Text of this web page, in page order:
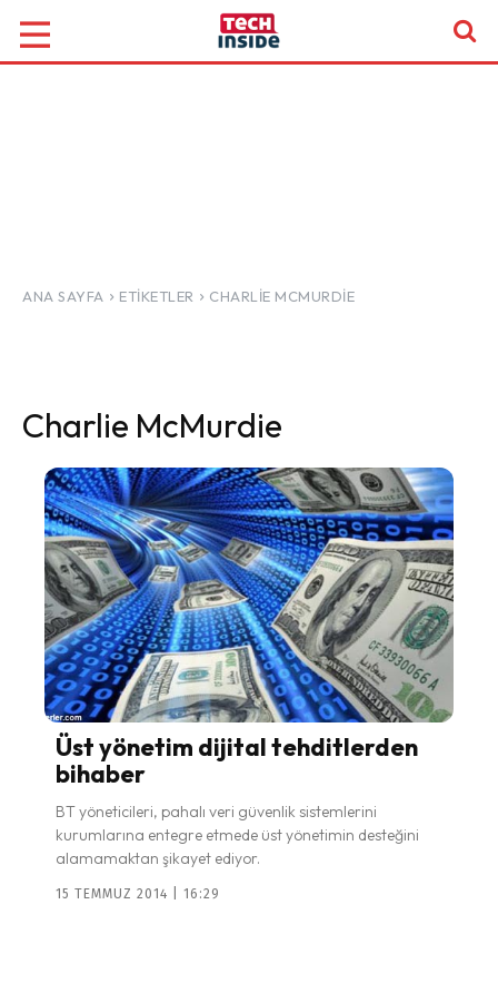
ANA SAYFA ETIKETLER CHARLIE MCMURDIE
Charlie McMurdie
Üst yönetim dijital tehditlerden
bihaber
BT yöneticileri, pahalı veri güvenlik sistemlerini
kurumlarına entegre etmede üst yönetimin desteğini
alamamaktan şikayet ediyor.
15 TEMMUZ 2014 | 16:29